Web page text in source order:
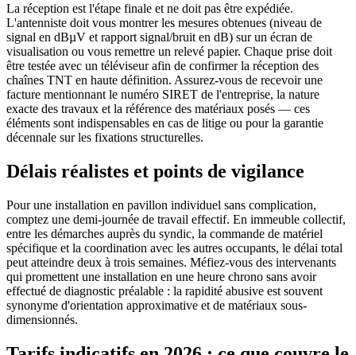
La réception est l'étape finale et ne doit pas être expédiée.
L'antenniste doit vous montrer les mesures obtenues (niveau de
signal en dBµV et rapport signal/bruit en dB) sur un écran de
visualisation ou vous remettre un relevé papier. Chaque prise doit
être testée avec un téléviseur afin de confirmer la réception des
chaînes TNT en haute définition. Assurez-vous de recevoir une
facture mentionnant le numéro SIRET de l'entreprise, la nature
exacte des travaux et la référence des matériaux posés — ces
éléments sont indispensables en cas de litige ou pour la garantie
décennale sur les fixations structurelles.
Délais réalistes et points de vigilance
Pour une installation en pavillon individuel sans complication,
comptez une demi-journée de travail effectif. En immeuble collectif,
entre les démarches auprès du syndic, la commande de matériel
spécifique et la coordination avec les autres occupants, le délai total
peut atteindre deux à trois semaines. Méfiez-vous des intervenants
qui promettent une installation en une heure chrono sans avoir
effectué de diagnostic préalable : la rapidité abusive est souvent
synonyme d'orientation approximative et de matériaux sous-
dimensionnés.